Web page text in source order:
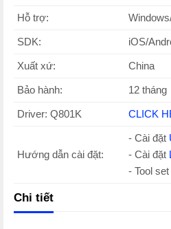
Hỗ trợ:
SDK: iOS/
Xuất xứ: China
Bảo hành: 12 tháng
Driver: Q801K CLICK
Hướng dẫn cài đặt:
- Cài đặt
- Cài đặt
- Tool set
Chi tiết